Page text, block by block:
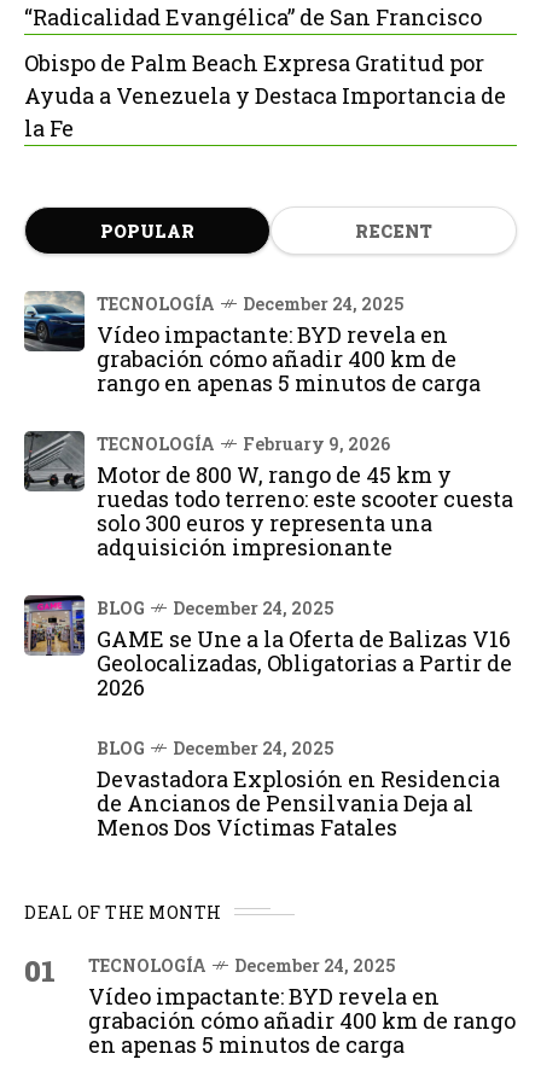
“Radicalidad Evangélica” de San Francisco
Obispo de Palm Beach Expresa Gratitud por
Ayuda a Venezuela y Destaca Importancia de
la Fe
POPULAR RECENT
TECNOLOGÍA December 24, 2025
Vídeo impactante: BYD revela en
grabación cómo añadir 400 km de
rango en apenas 5 minutos de carga
TECNOLOGÍA February 9, 2026
Motor de 800 W, rango de 45 km y
ruedas todo terreno: este scooter cuesta
solo 300 euros y representa una
adquisición impresionante
BLOG December 24, 2025
GAME se Une a la Oferta de Balizas V16
Geolocalizadas, Obligatorias a Partir de
2026
BLOG December 24, 2025
Devastadora Explosión en Residencia
de Ancianos de Pensilvania Deja al
Menos Dos Víctimas Fatales
DEAL OF THE MONTH
01 TECNOLOGÍA December 24, 2025
Vídeo impactante: BYD revela en
grabación cómo añadir 400 km de rango
en apenas 5 minutos de carga